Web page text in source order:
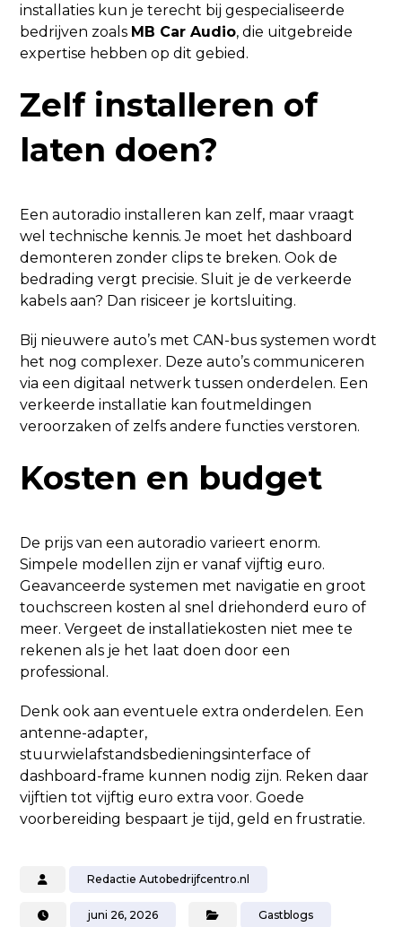
installaties kun je terecht bij gespecialiseerde
bedrijven zoals MB Car Audio, die uitgebreide
expertise hebben op dit gebied.
Zelf installeren of
laten doen?
Een autoradio installeren kan zelf, maar vraagt
wel technische kennis. Je moet het dashboard
demonteren zonder clips te breken. Ook de
bedrading vergt precisie. Sluit je de verkeerde
kabels aan? Dan risiceer je kortsluiting.
Bij nieuwere auto’s met CAN-bus systemen wordt
het nog complexer. Deze auto’s communiceren
via een digitaal netwerk tussen onderdelen. Een
verkeerde installatie kan foutmeldingen
veroorzaken of zelfs andere functies verstoren.
Kosten en budget
De prijs van een autoradio varieert enorm.
Simpele modellen zijn er vanaf vijftig euro.
Geavanceerde systemen met navigatie en groot
touchscreen kosten al snel driehonderd euro of
meer. Vergeet de installatiekosten niet mee te
rekenen als je het laat doen door een
professional.
Denk ook aan eventuele extra onderdelen. Een
antenne-adapter,
stuurwielafstandsbedieningsinterface of
dashboard-frame kunnen nodig zijn. Reken daar
vijftien tot vijftig euro extra voor. Goede
voorbereiding bespaart je tijd, geld en frustratie.
Redactie Autobedrijfcentro.nl
juni 26, 2026 Gastblogs